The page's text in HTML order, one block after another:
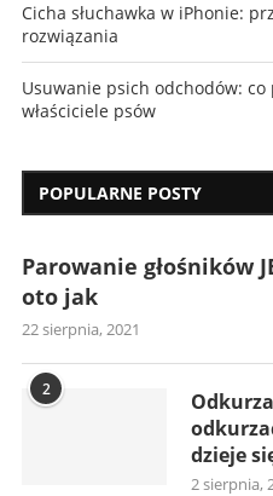
Cicha słuchawka w iPhonie:
rozwiązania
Usuwanie psich odchodów:
właściciele psów
POPULARNE POSTY
Parowanie głośników
oto jak
22 sierpnia, 2021
2
dzieje
2 sierpnia,